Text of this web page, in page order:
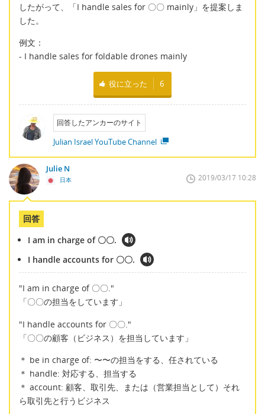
したがって、「I handle sales for 〇〇 mainly」を提案しま
した。
例文：
- I handle sales for foldable drones mainly
役に立った 6
回答したアンカーのサイト
Julian Israel YouTube Channel
Julie N
日本 2019/03/17 10:28
回答
I am in charge of 〇〇.
I handle accounts for 〇〇.
"I am in charge of 〇〇."
「〇〇の担当をしています」
"I handle accounts for 〇〇."
「〇〇の顧客（ビジネス）を担当しています」
＊ be in charge of: 〜〜の担当をする、任されている
＊ handle: 対応する、担当する
＊ account: 顧客、取引先、または（営業担当として）それ
ら取引先と行うビジネス